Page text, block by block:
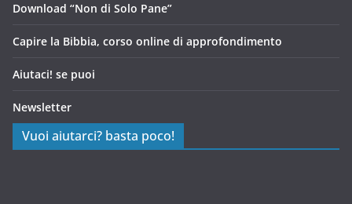
Download “Non di Solo Pane”
Capire la Bibbia, corso online di approfondimento
Aiutaci! se puoi
Newsletter
Vuoi aiutarci? basta poco!